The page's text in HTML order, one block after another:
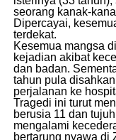
seorang kanak-
Dipercayai,
terdekat.
​Kesemua mangsa
kejadian akibat
dan badan.
tahun pula
perjalanan ke
​Tragedi ini turut
berusia 11 dan
mengalami
bertarung nyawa di